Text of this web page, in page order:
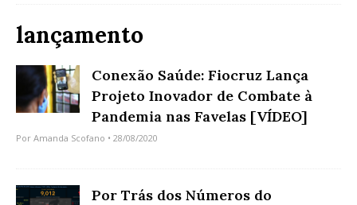
lançamento
Conexão Saúde: Fiocruz Lança
Projeto Inovador de Combate à
Pandemia nas Favelas [VÍDEO]
Por Amanda Scofano • 28/08/2020
Por Trás dos Números do